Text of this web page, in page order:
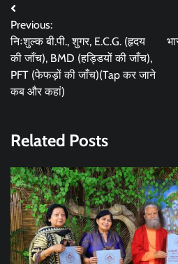
Post
navigation
Previous:
निःशुल्क बी.पी., शुगर, E.C.G. (हृदय
की जाँच), BMD (हड्डियों की जाँच),
PFT (फेफड़ों की जाँच)(Tap कर जाने
कब और कहां)
Related Posts